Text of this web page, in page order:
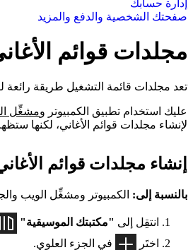
إدارة حسابك
صفحتك الشخصية والدفع والمزيد
مجلدات قوائم
تعد مجلدات قائمة التشغيل طريقة رائعة
عليك استخدام تطبيق الكمبيوتر ومشغِّل
لإنشاء مجلدات قوائم الأغاني، لكنها
إنشاء مجلدات قوائم
بالنسبة إلى: الكمبيوتر ومشغِّل الويب
انتقِل إلى "مكتبتك الموسيقية"
اختَر
في الجزء العلوي.